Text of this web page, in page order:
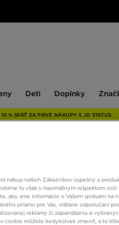
Deti Doplnky
10 % SPÄŤ ZA PRVÉ NÁKUPY S JD STATUS
nákup našich Zákazníkov úspešný a
to však s maximálnym rešpektom
aby sme informácie o Vašom správaní na
priamo pre Vás, vrátane odporúčaní
reklamy či zapamätania si
cookie môžete kedykoľvek zmeniť, a to